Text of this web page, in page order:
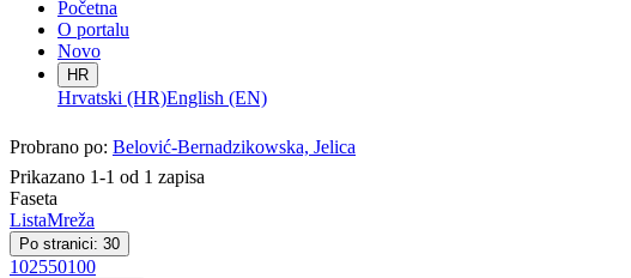
Početna
O portalu
Novo
HR
Hrvatski (HR)English (EN)
Probrano po: Belović-Bernadzikowska, Jelica
Prikazano 1-1 od 1 zapisa
Faseta
ListaMreža
Po stranici: 30
102550100